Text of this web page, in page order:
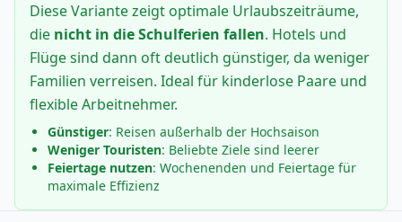
Diese Variante zeigt optimale Urlaubszeiträume,
die nicht in die Schulferien fallen. Hotels und
Flüge sind dann oft deutlich günstiger, da weniger
Familien verreisen. Ideal für kinderlose Paare und
flexible Arbeitnehmer.
Günstiger: Reisen außerhalb der Hochsaison
Weniger Touristen: Beliebte Ziele sind leerer
Feiertage nutzen: Wochenenden und Feiertage für
maximale Effizienz